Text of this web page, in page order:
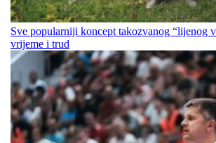
Sve popularniji koncept takozvanog “lijenog
vrijeme i trud